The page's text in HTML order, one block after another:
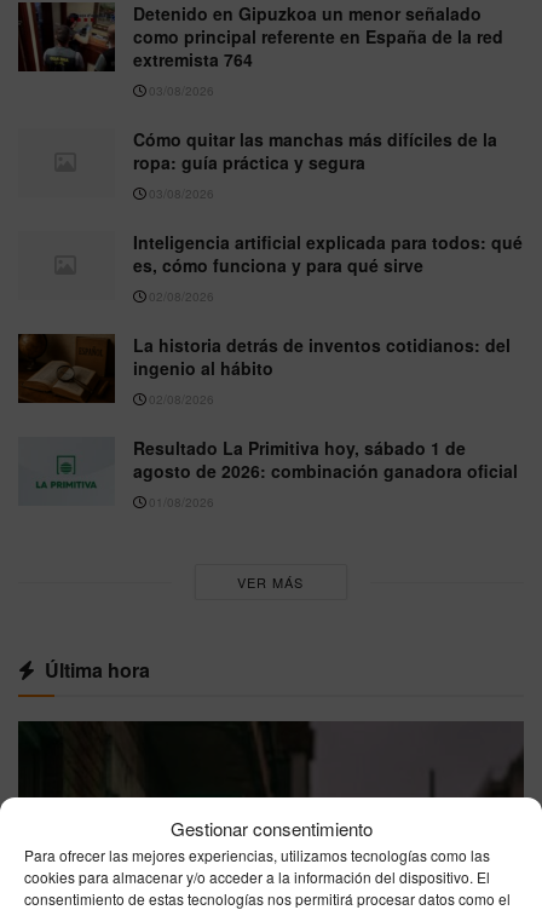
Gestionar consentimiento
Para ofrecer las mejores experiencias, utilizamos tecnologías como las
cookies para almacenar y/o acceder a la información del dispositivo. El
consentimiento de estas tecnologías nos permitirá procesar datos como el
Detenido en Gipuzkoa un menor señalado
como principal referente en España de la red
extremista 764
03/08/2026
Cómo quitar las manchas más difíciles de la
ropa: guía práctica y segura
03/08/2026
Inteligencia artificial explicada para todos: qué
es, cómo funciona y para qué sirve
02/08/2026
La historia detrás de inventos cotidianos: del
ingenio al hábito
02/08/2026
Resultado La Primitiva hoy, sábado 1 de
agosto de 2026: combinación ganadora oficial
01/08/2026
VER MÁS
Última hora